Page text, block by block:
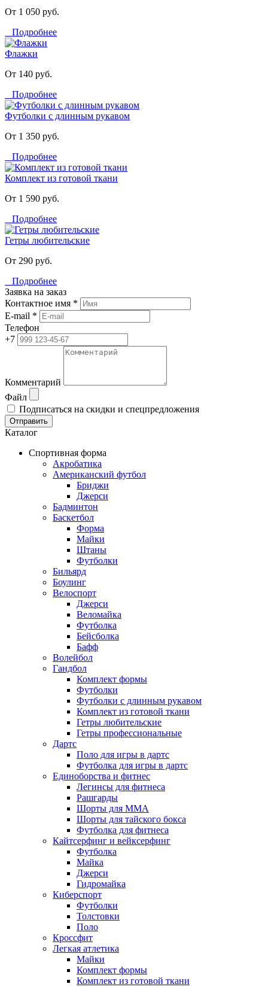
От 1 050 руб.
Подробнее
Флажки
От 140 руб.
Подробнее
Футболки с длинным рукавом
От 1 350 руб.
Подробнее
Комплект из готовой ткани
От 1 590 руб.
Подробнее
Гетры любительские
От 290 руб.
Подробнее
Заявка на заказ
Контактное имя *
E-mail *
Телефон
+7
Комментарий
Файл
Подписаться на скидки и спецпредложения
Отправить
Каталог
Спортивная форма
Акробатика
Американский футбол
Бриджи
Джерси
Бадминтон
Баскетбол
Форма
Майки
Штаны
Футболки
Бильярд
Боулинг
Велоспорт
Джерси
Веломайка
Футболка
Бейсболка
Бафф
Волейбол
Гандбол
Комплект формы
Футболки
Футболки с длинным рукавом
Комплект из готовой ткани
Гетры любительские
Гетры профессиональные
Дартс
Поло для игры в дартс
Футболка для игры в дартс
Единоборства и фитнес
Легинсы для фитнеса
Рашгарды
Шорты для MMA
Шорты для тайского бокса
Футболка для фитнеса
Кайтсерфинг и вейксерфинг
Футболка
Майка
Джерси
Гидромайка
Киберспорт
Футболки
Толстовки
Поло
Кроссфит
Легкая атлетика
Майки
Комплект формы
Комплект из готовой ткани